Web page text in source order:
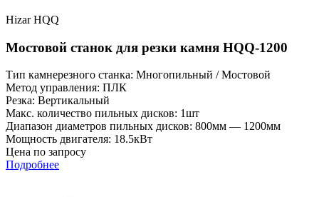
Hizar HQQ
Мостовой станок для резки камня HQQ-1200
Тип камнерезного станка: Многопильный / Мостовой
Метод управления: ПЛК
Резка: Вертикальный
Макс. количество пильных дисков: 1шт
Диапазон диаметров пильных дисков: 800мм — 1200мм
Мощность двигателя: 18.5кВт
Цена по запросу
Подробнее